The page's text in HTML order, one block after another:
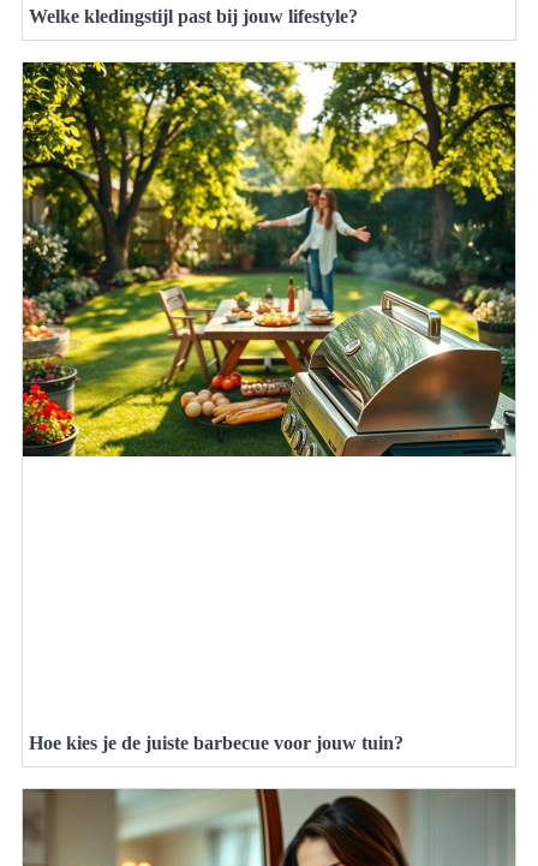
Welke kledingstijl past bij jouw lifestyle?
Hoe kies je de juiste barbecue voor jouw tuin?